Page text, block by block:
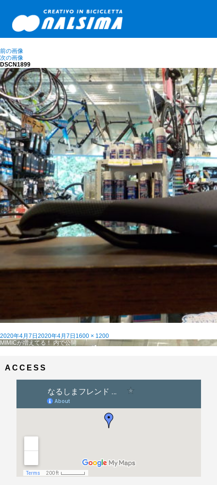
前の画像
次の画像
DSCN1899
投
稿
2020年4月7日 2020年4月7日 フ
ル
1600 × 1200
投
ゲ
MIMICが増えてる！ 内で公開
ACCESS